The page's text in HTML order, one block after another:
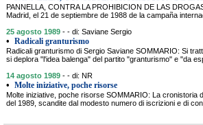
PANNELLA, CONTRA LA PROHIBICION DE LAS
Madrid, el 21 de septiembre de 1988 de la campaña
25 agosto 1989 - - di: Saviane Sergio
• Radicali granturismo
Radicali granturismo di Sergio Saviane SOMMARIO: Si
si deplora "l'idea balenga" del partito "granturismo" e "da
14 agosto 1989 - - di: NR
• Molte iniziative, poche risorse
Molte iniziative, poche risorse SOMMARIO: La cronistoria
del 1989, scandite dal modesto numero di iscrizioni e di